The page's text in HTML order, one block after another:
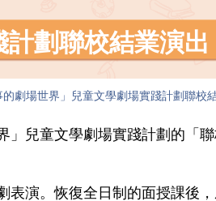
劃聯校結業演出
劇場世界」兒童文學劇場實踐計劃聯校
」兒童文學劇場實踐計劃的「
表演。恢復全日制的面授課後